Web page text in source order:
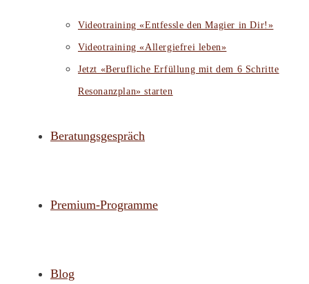
Videotraining «Entfessle den Magier in Dir!»
Videotraining «Allergiefrei leben»
Jetzt «Berufliche Erfüllung mit dem 6 Schritte
Resonanzplan» starten
Beratungsgespräch
Premium-Programme
Blog